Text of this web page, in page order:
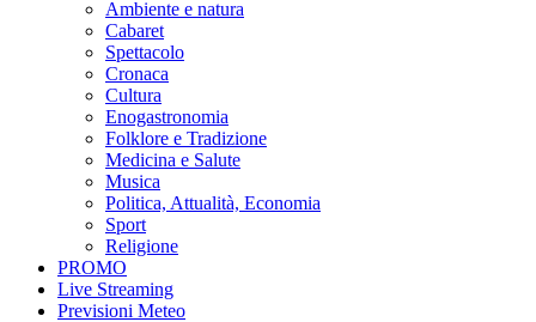
Ambiente e natura
Cabaret
Spettacolo
Cronaca
Cultura
Enogastronomia
Folklore e Tradizione
Medicina e Salute
Musica
Politica, Attualità, Economia
Sport
Religione
PROMO
Live Streaming
Previsioni Meteo